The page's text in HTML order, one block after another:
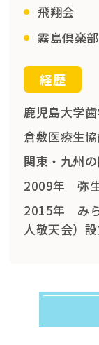
飛翔会
霧島倶楽部
経歴
鹿児島大学
倉敷医療生
関東・九州
2009年 弥生
2015年 みら
人敬天会）